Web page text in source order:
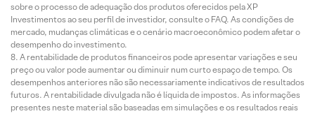
sobre o processo de adequação dos produtos oferecidos pela XP
Investimentos ao seu perfil de investidor, consulte o FAQ. As condições de
mercado, mudanças climáticas e o cenário macroeconômico podem afetar o
desempenho do investimento.
A rentabilidade de produtos financeiros pode apresentar variações e seu
preço ou valor pode aumentar ou diminuir num curto espaço de tempo. Os
desempenhos anteriores não são necessariamente indicativos de resultados
futuros. A rentabilidade divulgada não é líquida de impostos. As informações
presentes neste material são baseadas em simulações e os resultados reais